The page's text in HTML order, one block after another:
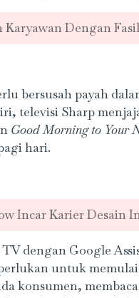
Dengan
bersusah payah
televisi Sharp
Good Morning to Your
hari.
Incar Karier Desain
dengan Google
untuk
konsumen,